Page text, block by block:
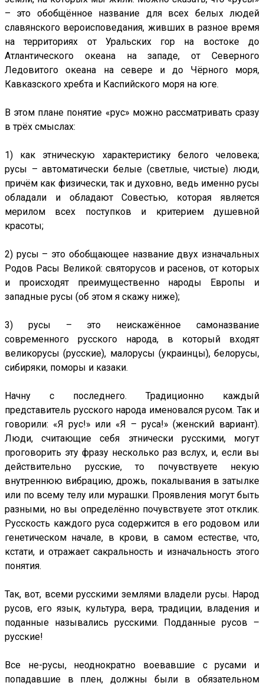
– это обобщённое название для всех белых людей
славянского вероисповедания, живших в разное время
на территориях от Уральских гор на востоке до
Атлантического океана на западе, от Северного
Ледовитого океана на севере и до Чёрного моря,
Кавказского хребта и Каспийского моря на юге.
В этом плане понятие «рус» можно рассматривать сразу
в трёх смыслах:
1) как этническую характеристику белого человека;
русы – автоматически белые (светлые, чистые) люди,
причём как физически, так и духовно, ведь именно русы
обладали и обладают Совестью, которая является
мерилом всех поступков и критерием душевной
красоты;
2) русы – это обобщающее название двух изначальных
Родов Расы Великой: святорусов и расенов, от которых
и происходят преимущественно народы Европы и
западные русы (об этом я скажу ниже);
3) русы – это неискажённое самоназвание
современного русского народа, в который входят
великорусы (русские), малорусы (украинцы), белорусы,
сибиряки, поморы и казаки.
Начну с последнего. Традиционно каждый
представитель русского народа именовался русом. Так и
говорили: «Я рус!» или «Я – руса!» (женский вариант).
Люди, считающие себя этнически русскими, могут
проговорить эту фразу несколько раз вслух, и, если вы
действительно русские, то почувствуете некую
внутреннюю вибрацию, дрожь, покалывания в затылке
или по всему телу или мурашки. Проявления могут быть
разными, но вы определённо почувствуете этот отклик.
Русскость каждого руса содержится в его родовом или
генетическом начале, в крови, в самом естестве, что,
кстати, и отражает сакральность и изначальность этого
понятия.
Так, вот, всеми русскими землями владели русы. Народ
русов, его язык, культура, вера, традиции, владения и
поданные назывались русскими. Подданные русов –
русские!
Все не-русы, неоднократно воевавшие с русами и
попадавшие в плен, должны были в обязательном